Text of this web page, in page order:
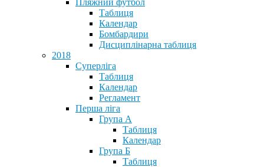
Пляжний футбол
Таблиця
Календар
Бомбардири
Дисциплінарна таблиця
2018
Суперліга
Таблиця
Календар
Регламент
Перша ліга
Група А
Таблиця
Календар
Група Б
Таблиця